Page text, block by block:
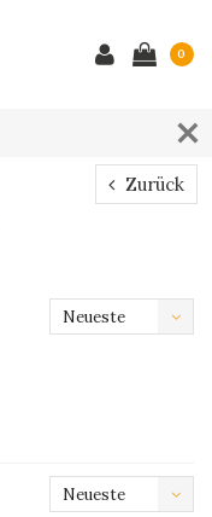
0
Zurück
Neueste
Neueste